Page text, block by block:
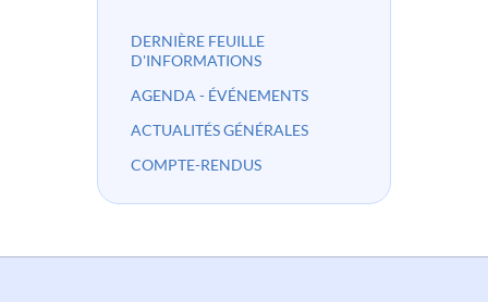
DERNIÈRE FEUILLE
D'INFORMATIONS
AGENDA - ÉVÉNEMENTS
ACTUALITÉS GÉNÉRALES
COMPTE-RENDUS